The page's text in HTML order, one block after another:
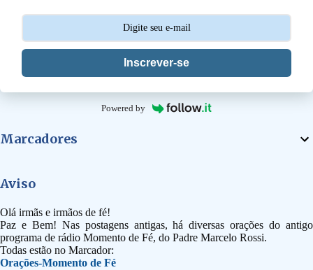
s
Inscrever-se
Powered by
Marcadores
Aviso
Olá irmãs e irmãos de fé!
Paz e Bem! Nas postagens antigas, há diversas orações do antigo
programa de rádio Momento de Fé, do Padre Marcelo Rossi.
Todas estão no Marcador:
Orações-Momento de Fé